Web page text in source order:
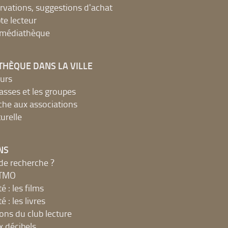
suggestions d'achat
lecteur
DANS LA VILLE
et les groupes
aux associations
recherche ?
: les films
: les livres
du club lecture